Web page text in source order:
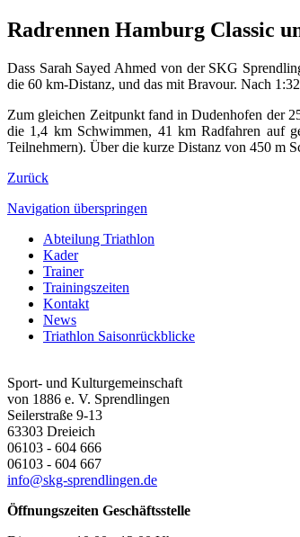
Radrennen Hamburg Classic
Dass Sarah Sayed Ahmed von der SKG
die 60 km-Distanz, und das mit Bravour. Nach
Zum gleichen Zeitpunkt fand in Dudenhofen der
die 1,4 km Schwimmen, 41 km Radfahren auf
Teilnehmern). Über die kurze Distanz von 450 m
Zurück
Navigation überspringen
Abteilung Triathlon
Kader
Trainer
Trainingszeiten
Kontakt
News
Triathlon Saisonrückblicke
Sport- und Kulturgemeinschaft
von 1886 e. V. Sprendlingen
Seilerstraße 9-13
63303 Dreieich
06103 - 604 666
06103 - 604 667
info@skg-sprendlingen.de
Öffnungszeiten Geschäftsstelle